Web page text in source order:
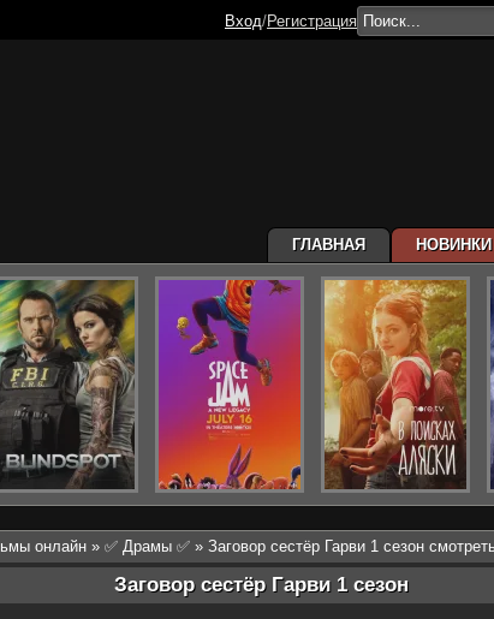
онлайн » ✅ Драмы ✅ » Заговор сестёр Гарви 1 сезон
Заговор сестёр Гарви 1 сезон
ГЛАВНАЯ НОВИНКИ
Вход/Регистрация